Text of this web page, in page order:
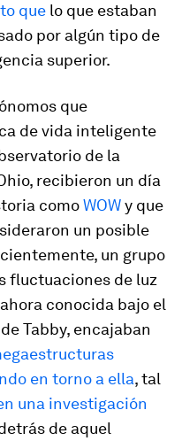
que lo que estaban
por algún tipo de
superior.
que
de vida inteligente
de la
recibieron un día
comoWOWy que
un posible
un grupo
fluctuaciones de luz
conocida bajo el
Tabby, encajaban
en torno a ella, tal
una investigación
de aquel